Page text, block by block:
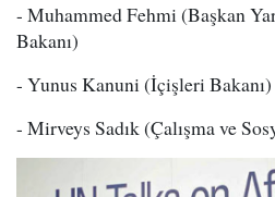
- Muhammed Fehmi (Başkan
Bakanı)
- Yunus Kanuni (İçişleri Bakanı)
- Mirveys Sadık (Çalışma ve